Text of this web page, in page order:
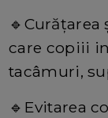
🔹 Curăţarea
care copiii
tacâmuri,
🔹 Evitarea